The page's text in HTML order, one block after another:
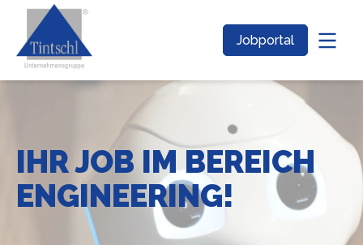
Jobportal
IHR JOB IM BEREICH
ENGINEERING!